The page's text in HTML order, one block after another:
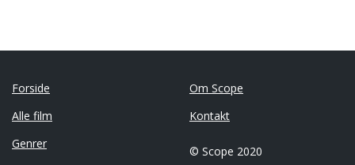
Forside
Alle film
Genrer
Om Scope
Kontakt
© Scope 2020